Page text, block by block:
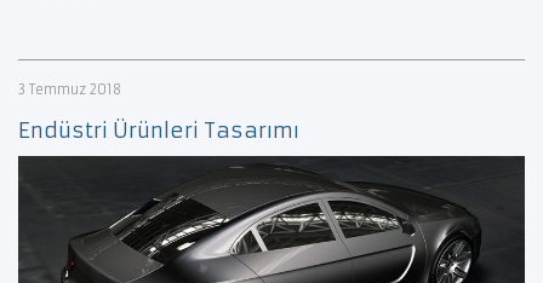
3 Temmuz 2018
Endüstri Ürünleri Tasarımı